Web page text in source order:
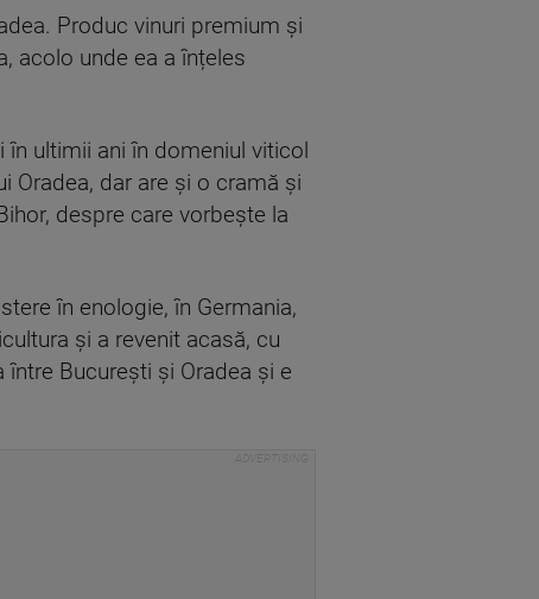
Produc vinuri premium și
acolo unde ea a înțeles
ultimii ani în domeniul viticol
Oradea, dar are și o cramă și
despre care vorbește la
în enologie, în Germania,
și a revenit acasă, cu
București și Oradea și e